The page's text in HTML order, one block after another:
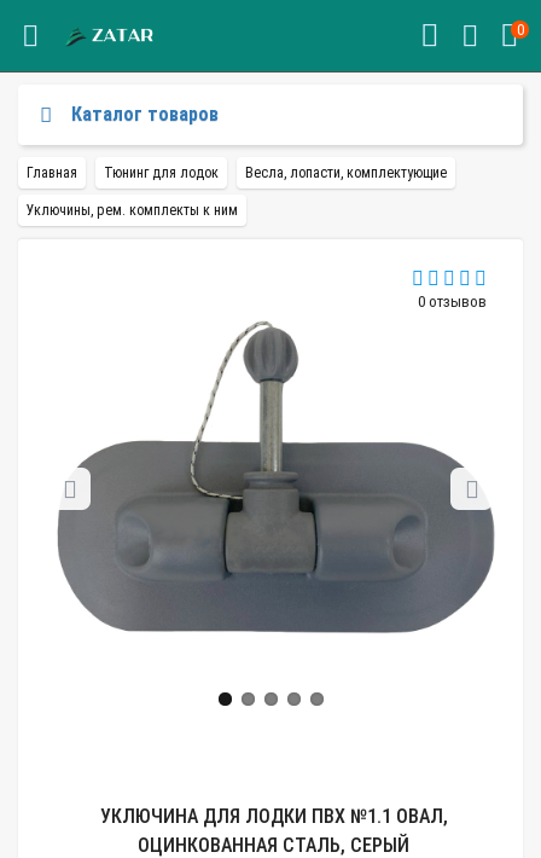
0
Каталог товаров
Главная Тюнинг для лодок Весла, лопасти, комплектующие
Уключины, рем. комплекты к ним
0 отзывов
УКЛЮЧИНА ДЛЯ ЛОДКИ ПВХ №1.1 ОВАЛ,
ОЦИНКОВАННАЯ СТАЛЬ, СЕРЫЙ